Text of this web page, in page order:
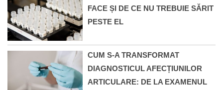
FACE ȘI DE CE NU TREBUIE SĂRIT
PESTE EL
CUM S-A TRANSFORMAT
DIAGNOSTICUL AFECȚIUNILOR
ARTICULARE: DE LA EXAMENUL